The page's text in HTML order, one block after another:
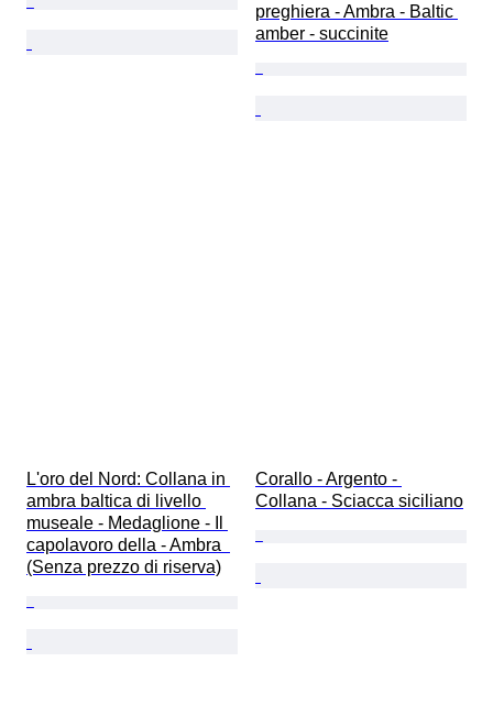
preghiera - Ambra - Baltic
amber - succinite
L'oro del Nord: Collana in
ambra baltica di livello
museale - Medaglione - Il
capolavoro della - Ambra
(Senza prezzo di riserva)
Corallo - Argento -
Collana - Sciacca siciliano